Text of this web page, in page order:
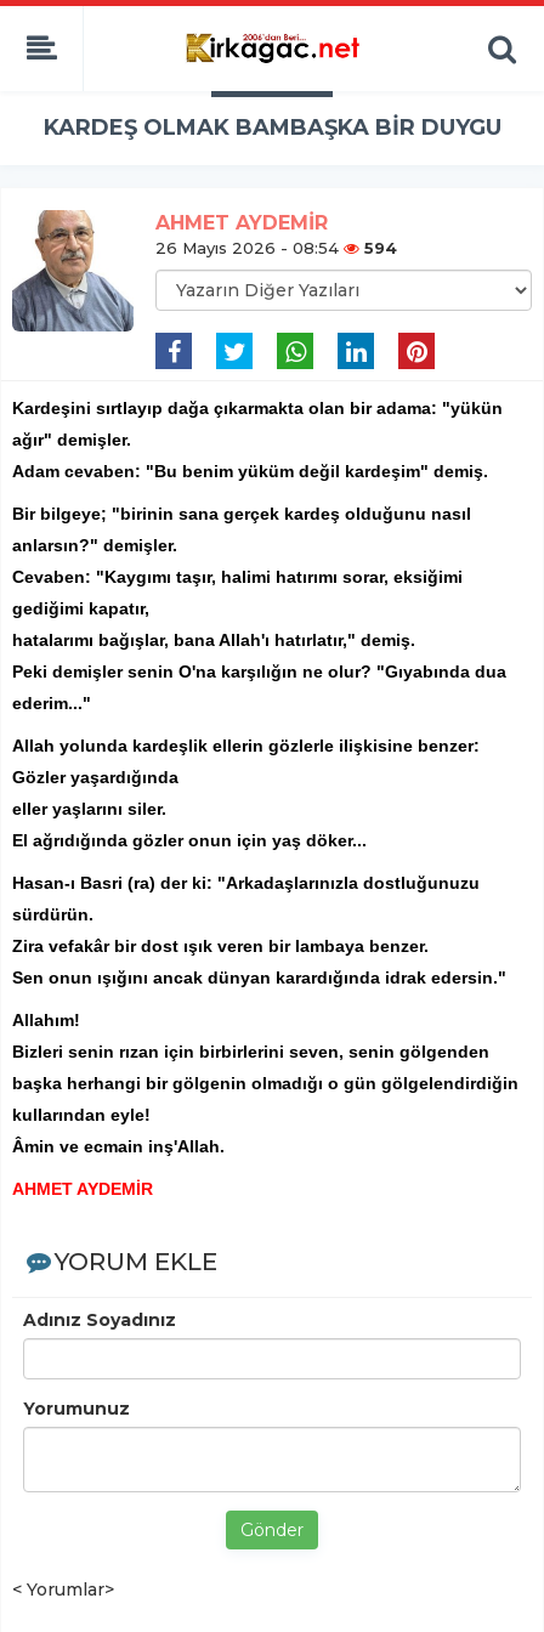
KARDEŞ OLMAK BAMBAŞKA BİR DUYGU
AHMET AYDEMİR
26 Mayıs 2026 - 08:54 594
Kardeşini sırtlayıp dağa çıkarmakta olan bir adama: "yükün
ağır" demişler.
Adam cevaben: "Bu benim yüküm değil kardeşim" demiş.
Bir bilgeye; "birinin sana gerçek kardeş olduğunu nasıl
anlarsın?" demişler.
Cevaben: "Kaygımı taşır, halimi hatırımı sorar, eksiğimi
gediğimi kapatır,
hatalarımı bağışlar, bana Allah'ı hatırlatır," demiş.
Peki demişler senin O'na karşılığın ne olur? "Gıyabında dua
ederim..."
Allah yolunda kardeşlik ellerin gözlerle ilişkisine benzer:
Gözler yaşardığında
eller yaşlarını siler.
El ağrıdığında gözler onun için yaş döker...
Hasan-ı Basri (ra) der ki: "Arkadaşlarınızla dostluğunuzu
sürdürün.
Zira vefakâr bir dost ışık veren bir lambaya benzer.
Sen onun ışığını ancak dünyan karardığında idrak edersin."
Allahım!
Bizleri senin rızan için birbirlerini seven, senin gölgenden
başka herhangi bir gölgenin olmadığı o gün gölgelendirdiğin
kullarından eyle!
Âmin ve ecmain inş'Allah.
AHMET AYDEMİR
YORUM EKLE
Adınız Soyadınız
Yorumunuz
Gönder
< Yorumlar>